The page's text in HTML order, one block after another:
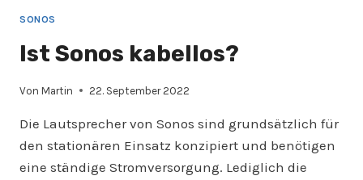
SONOS
Ist Sonos kabellos?
Von Martin 22. September 2022
Die Lautsprecher von Sonos sind grundsätzlich für
den stationären Einsatz konzipiert und benötigen
eine ständige Stromversorgung. Lediglich die